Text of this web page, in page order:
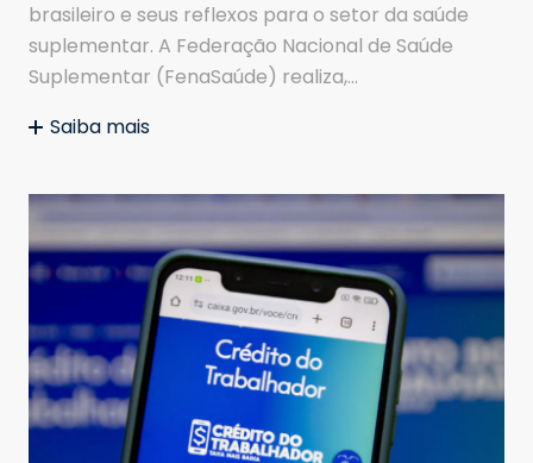
brasileiro e seus reflexos para o setor da saúde
suplementar. A Federação Nacional de Saúde
Suplementar (FenaSaúde) realiza,…
Saiba mais